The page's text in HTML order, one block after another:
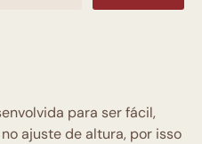
para ser fácil,
ajuste de altura, por isso